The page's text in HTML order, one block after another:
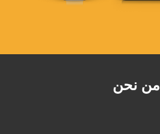
من نحن